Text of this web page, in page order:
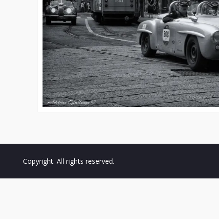
Copyright. All rights reserved.